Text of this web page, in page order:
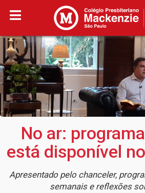
No ar:
está disponível
Apresentado pelo chanceler,
semanais e reflexões